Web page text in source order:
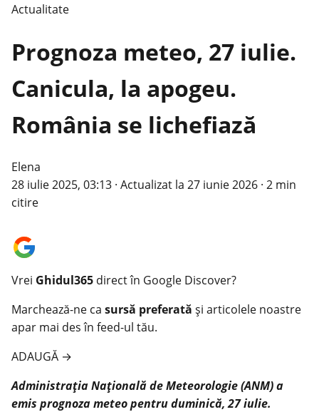
Actualitate
Prognoza meteo, 27 iulie.
Canicula, la apogeu.
România se lichefiază
Elena
28 iulie 2025, 03:13 · Actualizat la 27 iunie 2026 · 2 min
citire
Vrei Ghidul365 direct în Google Discover?
Marchează-ne ca sursă preferată și articolele noastre
apar mai des în feed-ul tău.
ADAUGĂ →
Administrația Națională de Meteorologie (ANM) a
emis prognoza meteo pentru duminică, 27 iulie.